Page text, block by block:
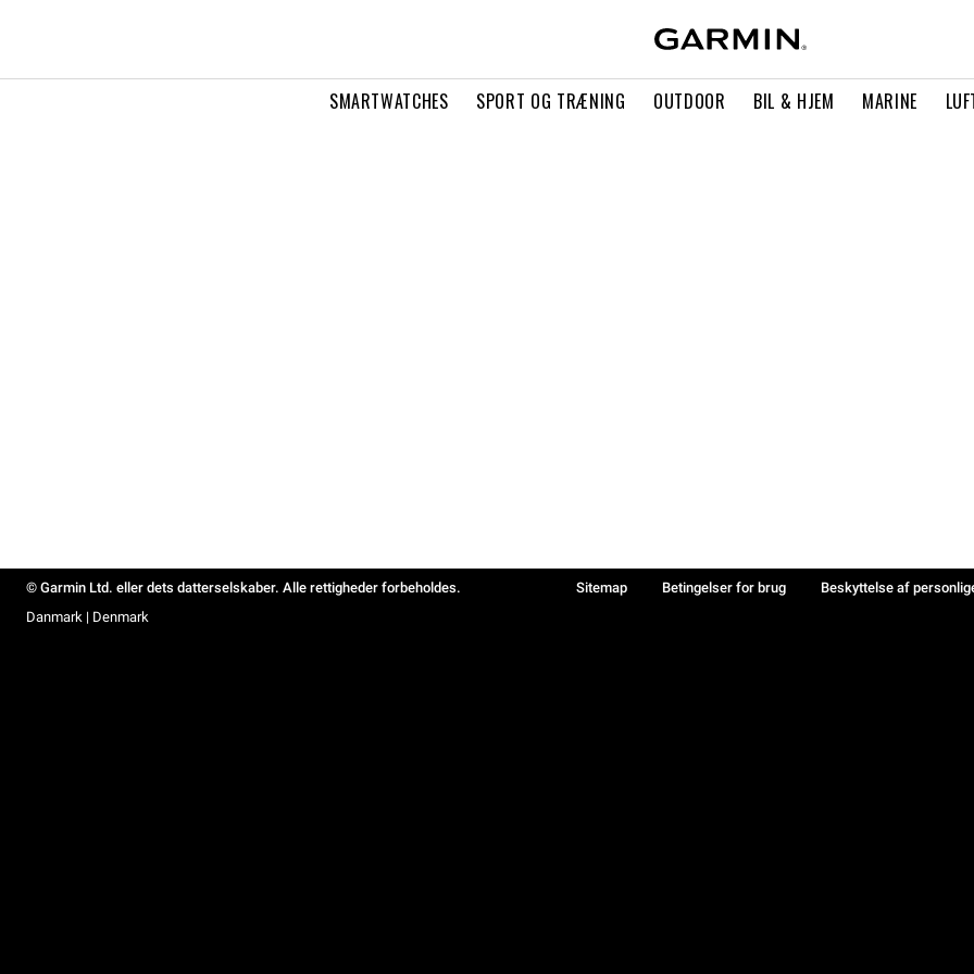
SMARTWATCHES SPORT OG TRÆNING OUTDOOR BIL & HJEM MARINE
© Garmin Ltd. eller dets datterselskaber. Alle rettigheder forbeholdes. Sitemap Betingelser for brug Beskyttelse af
Danmark | Denmark